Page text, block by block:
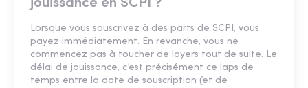
jouissance en SCPI ?
Lorsque vous souscrivez à des parts de SCPI, vous
payez immédiatement. En revanche, vous ne
commencez pas à toucher de loyers tout de suite. Le
délai de jouissance, c’est précisément ce laps de
temps entre la date de souscription (et de